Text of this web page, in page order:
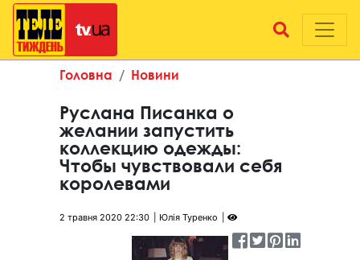
Головна Новини
Руслана Писанка о
желании запустить
коллекцию одежды:
Чтобы чувствовали себя
королевами
2 травня 2020 22:30 Юлія Туренко